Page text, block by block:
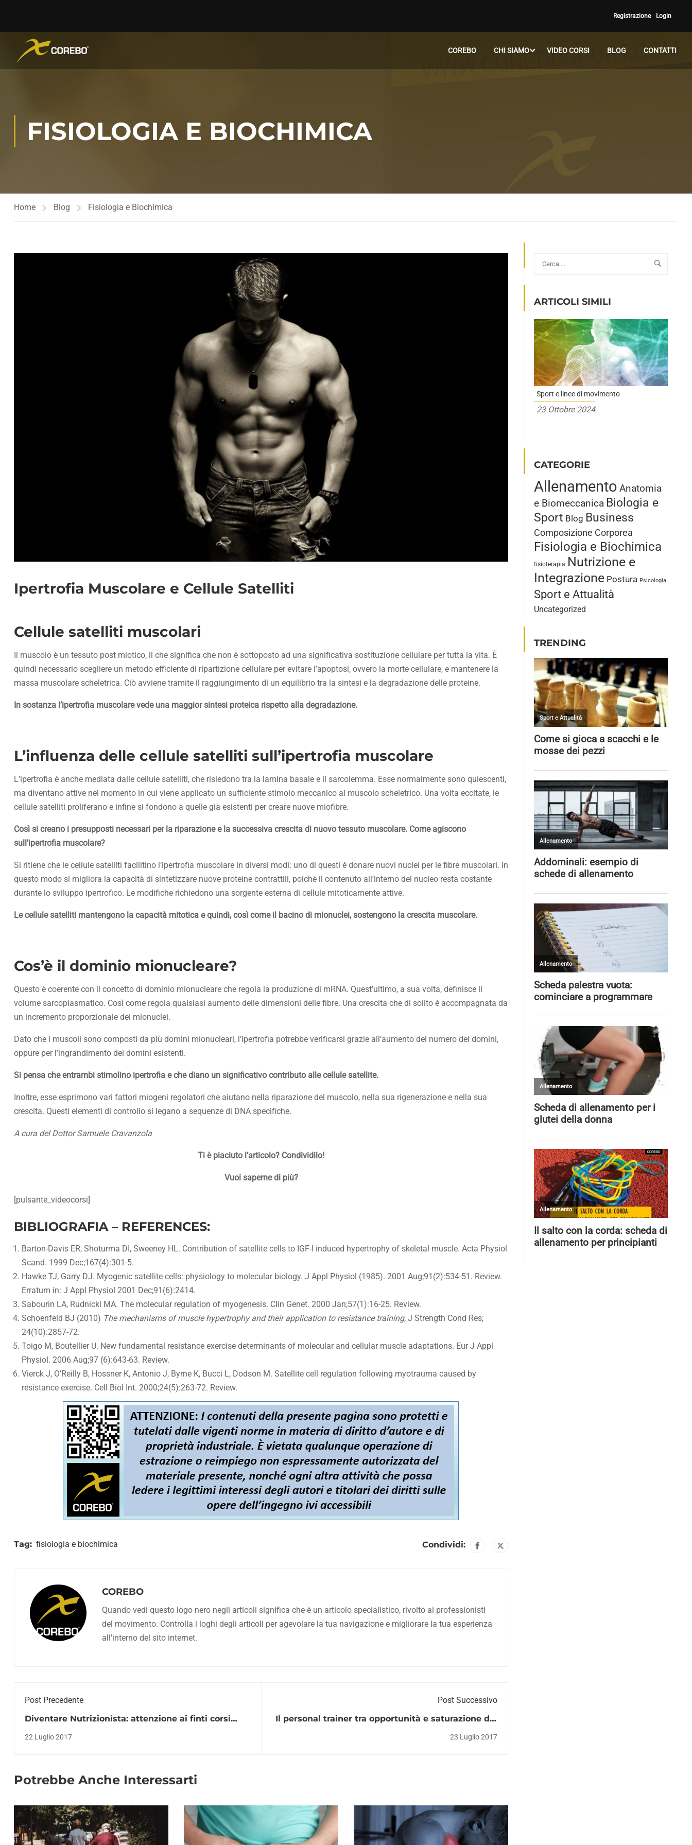
Registrazione Login
COREBO CHI SIAMO VIDEO CORSI BLOG CONTATTI
FISIOLOGIA E BIOCHIMICA
Home Blog Fisiologia e Biochimica
Ipertrofia Muscolare e Cellule Satelliti
Cellule satelliti muscolari
Il muscolo è un tessuto post miotico, il che significa che non è sottoposto ad una significativa sostituzione cellulare per tutta la vita. È
quindi necessario scegliere un metodo efficiente di ripartizione cellulare per evitare l’apoptosi, ovvero la morte cellulare, e mantenere la
massa muscolare scheletrica. Ciò avviene tramite il raggiungimento di un equilibrio tra la sintesi e la degradazione delle proteine.
In sostanza l’ipertrofia muscolare vede una maggior sintesi proteica rispetto alla degradazione.
L’influenza delle cellule satelliti sull’ipertrofia muscolare
L’ipertrofia è anche mediata dalle cellule satelliti, che risiedono tra la lamina basale e il sarcolemma. Esse normalmente sono quiescenti,
ma diventano attive nel momento in cui viene applicato un sufficiente stimolo meccanico al muscolo scheletrico. Una volta eccitate, le
cellule satelliti proliferano e infine si fondono a quelle già esistenti per creare nuove miofibre.
Così si creano i presupposti necessari per la riparazione e la successiva crescita di nuovo tessuto muscolare. Come agiscono
sull’ipertrofia muscolare?
Si ritiene che le cellule satelliti facilitino l’ipertrofia muscolare in diversi modi: uno di questi è donare nuovi nuclei per le fibre muscolari. In
questo modo si migliora la capacità di sintetizzare nuove proteine contrattili, poiché il contenuto all’interno del nucleo resta costante
durante lo sviluppo ipertrofico. Le modifiche richiedono una sorgente esterna di cellule mitoticamente attive.
Le cellule satelliti mantengono la capacità mitotica e quindi, così come il bacino di mionuclei, sostengono la crescita muscolare.
Cos’è il dominio mionucleare?
Questo è coerente con il concetto di dominio mionucleare che regola la produzione di mRNA. Quest’ultimo, a sua volta, definisce il
volume sarcoplasmatico. Così come regola qualsiasi aumento delle dimensioni delle fibre. Una crescita che di solito è accompagnata da
un incremento proporzionale dei mionuclei.
Dato che i muscoli sono composti da più domini mionucleari, l’ipertrofia potrebbe verificarsi grazie all’aumento del numero dei domini,
oppure per l’ingrandimento dei domini esistenti.
Si pensa che entrambi stimolino ipertrofia e che diano un significativo contributo alle cellule satellite.
Inoltre, esse esprimono vari fattori miogeni regolatori che aiutano nella riparazione del muscolo, nella sua rigenerazione e nella sua
crescita. Questi elementi di controllo si legano a sequenze di DNA specifiche.
A cura del Dottor Samuele Cravanzola
Ti è piaciuto l’articolo? Condividilo!
Vuoi saperne di più?
[pulsante_videocorsi]
BIBLIOGRAFIA – REFERENCES:
Barton-Davis ER, Shoturma DI, Sweeney HL. Contribution of satellite cells to IGF-I induced hypertrophy of skeletal muscle. Acta Physiol
Scand. 1999 Dec;167(4):301-5.
Hawke TJ, Garry DJ. Myogenic satellite cells: physiology to molecular biology. J Appl Physiol (1985). 2001 Aug;91(2):534-51. Review.
Erratum in: J Appl Physiol 2001 Dec;91(6):2414.
Sabourin LA, Rudnicki MA. The molecular regulation of myogenesis. Clin Genet. 2000 Jan;57(1):16-25. Review.
Schoenfeld BJ (2010) The mechanisms of muscle hypertrophy and their application to resistance training, J Strength Cond Res;
24(10):2857-72.
Toigo M, Boutellier U. New fundamental resistance exercise determinants of molecular and cellular muscle adaptations. Eur J Appl
Physiol. 2006 Aug;97 (6):643-63. Review.
Vierck J, O’Reilly B, Hossner K, Antonio J, Byrne K, Bucci L, Dodson M. Satellite cell regulation following myotrauma caused by
resistance exercise. Cell Biol Int. 2000;24(5):263-72. Review.
Tag: fisiologia e biochimica Condividi:
COREBO
Quando vedi questo logo nero negli articoli significa che è un articolo specialistico, rivolto ai professionisti
del movimento. Controlla i loghi degli articoli per agevolare la tua navigazione e migliorare la tua esperienza
all'interno del sito internet.
Post Precedente
Diventare Nutrizionista: attenzione ai finti corsi
abilitanti
22 Luglio 2017
Post Successivo
Il personal trainer tra opportunità e saturazione del
mercato
23 Luglio 2017
Potrebbe Anche Interessarti
ARTICOLI SIMILI
Sport e linee di movimento
23 Ottobre 2024
CATEGORIE
Allenamento Anatomia
e Biomeccanica Biologia e
Sport Blog Business
Composizione Corporea
Fisiologia e Biochimica
fisioterapia Nutrizione e
Integrazione Postura Psicologia
Sport e Attualità
Uncategorized
TRENDING